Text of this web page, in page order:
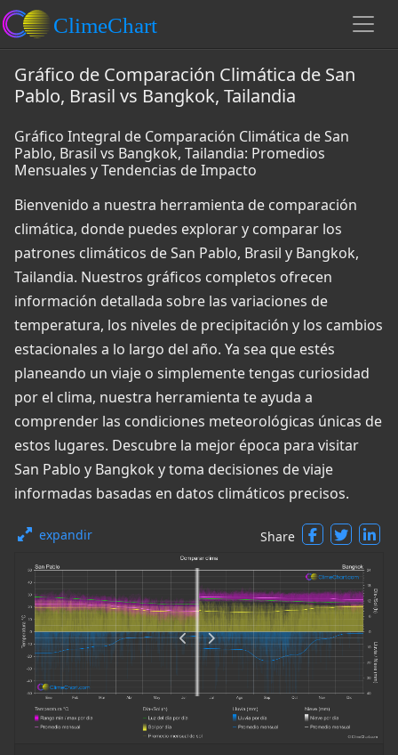
Gráfico de Comparación Climática de San
Pablo, Brasil vs Bangkok, Tailandia
Gráfico Integral de Comparación Climática de San
Pablo, Brasil vs Bangkok, Tailandia: Promedios
Mensuales y Tendencias de Impacto
Bienvenido a nuestra herramienta de comparación
climática, donde puedes explorar y comparar los
patrones climáticos de San Pablo, Brasil y Bangkok,
Tailandia. Nuestros gráficos completos ofrecen
información detallada sobre las variaciones de
temperatura, los niveles de precipitación y los cambios
estacionales a lo largo del año. Ya sea que estés
planeando un viaje o simplemente tengas curiosidad
por el clima, nuestra herramienta te ayuda a
comprender las condiciones meteorológicas únicas de
estos lugares. Descubre la mejor época para visitar
San Pablo y Bangkok y toma decisiones de viaje
informadas basadas en datos climáticos precisos.
expandir Share